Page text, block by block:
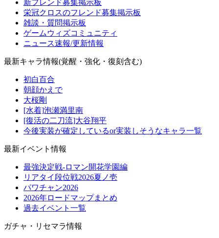
新フレンド募集掲示板
栄冠クロスのフレンド募集掲示板
雑談・質問掲示板
ゲームウィズコミュニティ
ニュース速報/更新情報
最新キャラ情報(覚醒・強化・復刻含む)
初白百合
朝顔かえで
大桜剛
[水着]泡瀬満里南
[復活の二刀流]大谷翔平
今後実装が確定しているor実装しそうなキャラ一覧
最新イベント情報
最強決定戦-ロマン開花学園編
リアタイ段位戦2026夏ノ壱
パワチャン2026
2026年ロードマップまとめ
過去イベント一覧
ガチャ・リセマラ情報